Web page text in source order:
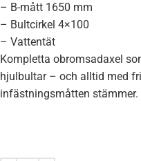
– B-mått 1650 mm
– Bultcirkel 4×100
– Vattentät
Kompletta obromsadaxel
hjulbultar – och alltid med
infästningsmåtten stämmer.